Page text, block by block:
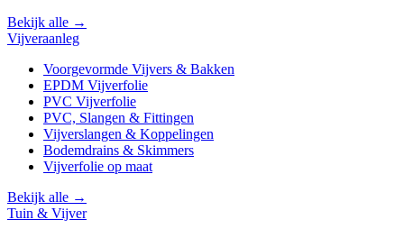
Bekijk alle →
Vijveraanleg
Voorgevormde Vijvers & Bakken
EPDM Vijverfolie
PVC Vijverfolie
PVC, Slangen & Fittingen
Vijverslangen & Koppelingen
Bodemdrains & Skimmers
Vijverfolie op maat
Bekijk alle →
Tuin & Vijver